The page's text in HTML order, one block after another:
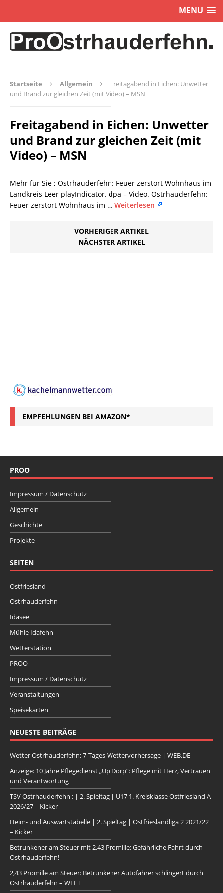
MENU
Startseite Allgemein
Freitagabend in Eichen: Unwetter
und Brand zur gleichen Zeit (mit Video) – MSN
Freitagabend in Eichen: Unwetter
und Brand zur gleichen Zeit (mit
Video) – MSN
Mehr für Sie ; Ostrhauderfehn: Feuer zerstört Wohnhaus im
Landkreis Leer playIndicator. dpa – Video. Ostrhauderfehn:
Feuer zerstört Wohnhaus im … Weiterlesen
VORHERIGER ARTIKEL
NÄCHSTER ARTIKEL
EMPFEHLUNGEN BEI AMAZON*
PROO
Impressum / Datenschutz
Allgemein
Geschichte
Projekte
SEITEN
Ostfriesland
Ostrhauderfehn
Idasee
Mühle Idafehn
Wetterstation
PROO
Impressum / Datenschutz
Veranstaltungen
Speisekarten
NEUESTE BEITRÄGE
Wetter Ostrhauderfehn: 7-Tages-Wettervorhersage | WEB.DE
Anzeige: 10 Jahre Pflegedienst „Up Dörp“: Pflege mit Herz, Vertrauen
und Verantwortung
TSV Ostrhauderfehn : | 2. Spieltag | U17 1. Kreisklasse Ostfriesland A
2026/27 – Kicker
Heim- und Auswärtstabelle | 2. Spieltag | Ostfrieslandliga 2 2021/22
– Kicker
Betrunkener am Steuer mit 2,43 Promille: Gefährliche Fahrt durch
Ostrhauderfehn!
2,43 Promille am Steuer: Betrunkener Autofahrer schlingert durch
Ostrhauderfehn – WELT